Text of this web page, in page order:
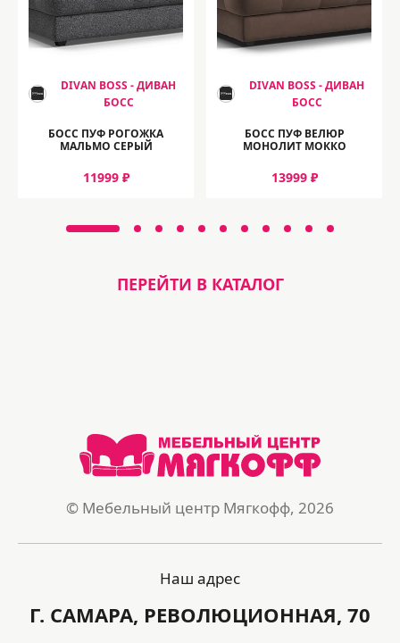
DIVAN BOSS - ДИВАН
БОСС
БОСС ПУФ РОГОЖКА
МАЛЬМО СЕРЫЙ
11999 ₽
DIVAN BOSS - ДИВАН
БОСС
БОСС ПУФ ВЕЛЮР
МОНОЛИТ МОККО
13999 ₽
ПЕРЕЙТИ В КАТАЛОГ
© Мебельный центр Мягкофф, 2026
Наш адрес
Г. САМАРА, РЕВОЛЮЦИОННАЯ, 70